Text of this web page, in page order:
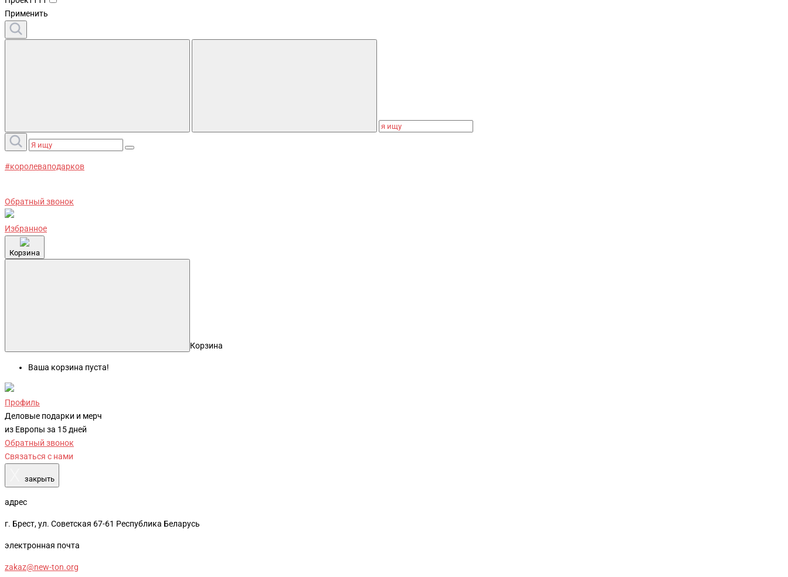
Применить
#королеваподарков
Обратный звонок
Избранное
Корзина
Корзина
Ваша корзина пуста!
Профиль
Деловые подарки и мерч
из Европы за 15 дней
Обратный звонок
Связаться с нами
закрыть
адрес
г. Брест, ул. Советская 67-61 Республика Беларусь
электронная почта
zakaz@new-ton.org